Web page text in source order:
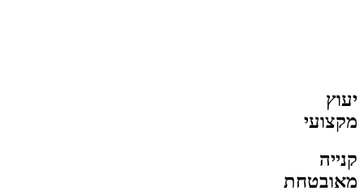
יעוץ
מקצועי
קנייה
מאובטחת